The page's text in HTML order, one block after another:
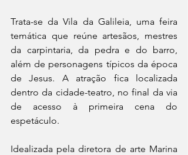
Trata-se da Vila da Galileia, uma feira
temática que reúne artesãos, mestres
da carpintaria, da pedra e do barro,
além de personagens típicos da época
de Jesus. A atração fica localizada
dentro da cidade-teatro, no final da via
de acesso à primeira cena do
espetáculo.
Idealizada pela diretora de arte Marina